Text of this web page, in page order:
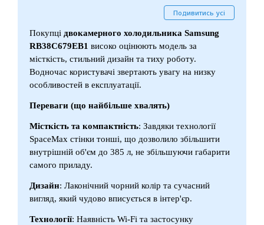
Подивитись усі
Покупці двокамерного холодильника Samsung
RB38C679EB1 високо оцінюють модель за
місткість, стильний дизайн та тиху роботу.
Водночас користувачі звертають увагу на низку
особливостей в експлуатації.
Переваги (що найбільше хвалять)
Місткість та компактність: Завдяки технології
SpaceMax стінки тонші, що дозволило збільшити
внутрішній об'єм до 385 л, не збільшуючи габарити
самого приладу.
Дизайн: Лаконічний чорний колір та сучасний
вигляд, який чудово вписується в інтер'єр.
Технології: Наявність Wi-Fi та застосунку